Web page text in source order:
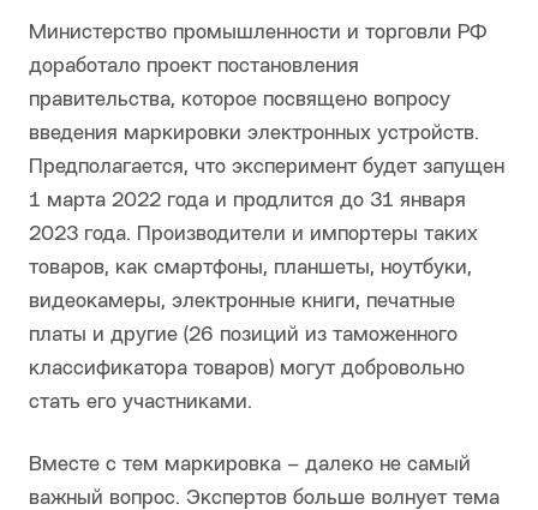
Министерство промышленности и торговли РФ
доработало проект постановления
правительства, которое посвящено вопросу
введения маркировки электронных устройств.
Предполагается, что эксперимент будет запущен
1 марта 2022 года и продлится до 31 января
2023 года. Производители и импортеры таких
товаров, как смартфоны, планшеты, ноутбуки,
видеокамеры, электронные книги, печатные
платы и другие (26 позиций из таможенного
классификатора товаров) могут добровольно
стать его участниками.
Вместе с тем маркировка – далеко не самый
важный вопрос. Экспертов больше волнует тема